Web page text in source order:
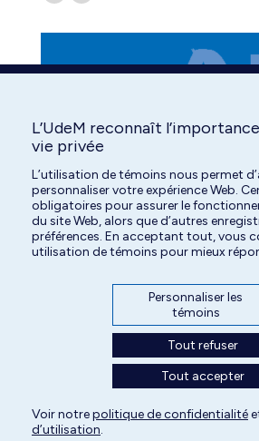
in
window
in
window
Tous droits réservés | Centre hospitalier
L’UdeM reconnaît
vie privée
L’utilisation de témoins nous permet
personnaliser votre expérience Web.
obligatoires pour assurer le
du site Web, alors que d’autres
préférences. En acceptant tout, vous
utilisation de témoins pour mieux
Personnaliser les
témoins
Tout refuser
Tout accepter
Voir notrepolitique de confidentialité
d’utilisation.